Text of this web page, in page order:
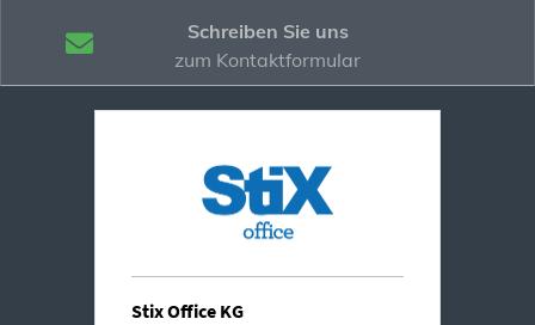
Schreiben Sie uns
zum Kontaktformular
Stix Office KG